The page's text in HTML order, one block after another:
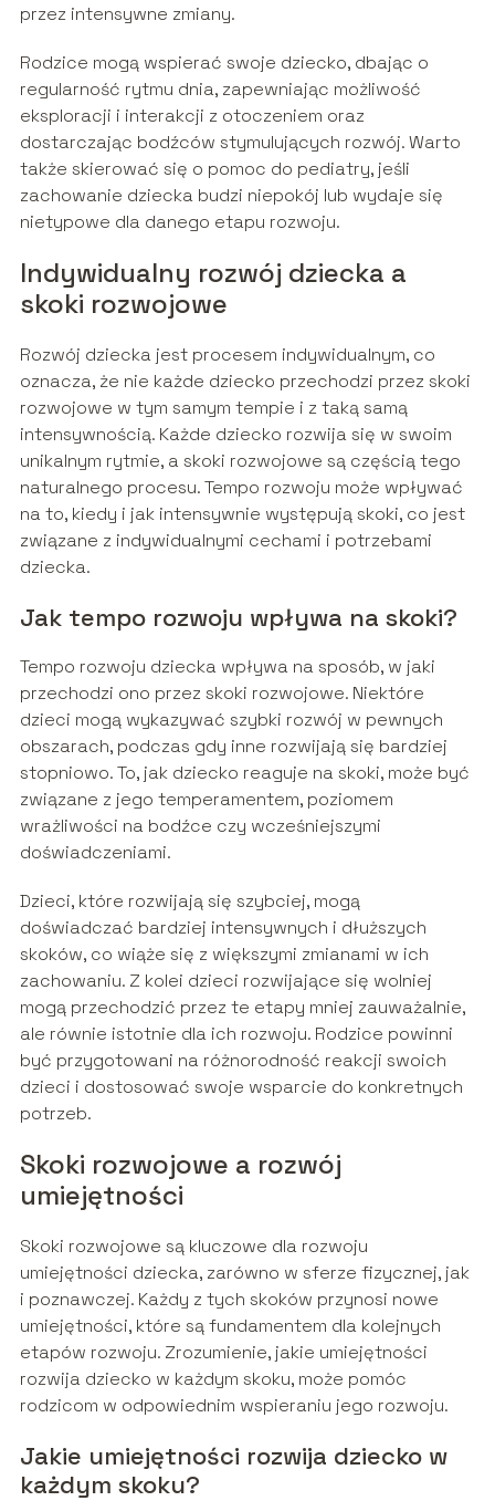
przez intensywne zmiany.
Rodzice mogą wspierać swoje dziecko, dbając o
regularność rytmu dnia, zapewniając możliwość
eksploracji i interakcji z otoczeniem oraz
dostarczając bodźców stymulujących rozwój. Warto
także skierować się o pomoc do pediatry, jeśli
zachowanie dziecka budzi niepokój lub wydaje się
nietypowe dla danego etapu rozwoju.
Indywidualny rozwój dziecka a
skoki rozwojowe
Rozwój dziecka jest procesem indywidualnym, co
oznacza, że nie każde dziecko przechodzi przez skoki
rozwojowe w tym samym tempie i z taką samą
intensywnością. Każde dziecko rozwija się w swoim
unikalnym rytmie, a skoki rozwojowe są częścią tego
naturalnego procesu. Tempo rozwoju może wpływać
na to, kiedy i jak intensywnie występują skoki, co jest
związane z indywidualnymi cechami i potrzebami
dziecka.
Jak tempo rozwoju wpływa na skoki?
Tempo rozwoju dziecka wpływa na sposób, w jaki
przechodzi ono przez skoki rozwojowe. Niektóre
dzieci mogą wykazywać szybki rozwój w pewnych
obszarach, podczas gdy inne rozwijają się bardziej
stopniowo. To, jak dziecko reaguje na skoki, może być
związane z jego temperamentem, poziomem
wrażliwości na bodźce czy wcześniejszymi
doświadczeniami.
Dzieci, które rozwijają się szybciej, mogą
doświadczać bardziej intensywnych i dłuższych
skoków, co wiąże się z większymi zmianami w ich
zachowaniu. Z kolei dzieci rozwijające się wolniej
mogą przechodzić przez te etapy mniej zauważalnie,
ale równie istotnie dla ich rozwoju. Rodzice powinni
być przygotowani na różnorodność reakcji swoich
dzieci i dostosować swoje wsparcie do konkretnych
potrzeb.
Skoki rozwojowe a rozwój
umiejętności
Skoki rozwojowe są kluczowe dla rozwoju
umiejętności dziecka, zarówno w sferze fizycznej, jak
i poznawczej. Każdy z tych skoków przynosi nowe
umiejętności, które są fundamentem dla kolejnych
etapów rozwoju. Zrozumienie, jakie umiejętności
rozwija dziecko w każdym skoku, może pomóc
rodzicom w odpowiednim wspieraniu jego rozwoju.
Jakie umiejętności rozwija dziecko w
każdym skoku?